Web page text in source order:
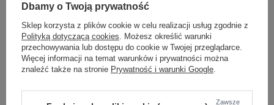
sposób prania : pranie w pralce w 30°C
Kod produktu
SK-KR-HH-2406.42P
Marka
SKORP
casual
Dbamy o Twoją prywatność
Sklep korzysta z plików cookie w celu realizacji usług zgodnie z
Polityką dotyczącą cookies. Możesz określić warunki
przechowywania lub dostępu do cookie w Twojej przeglądarce.
Więcej informacji na temat warunków i prywatności można
znaleźć także na stronie Prywatność i warunki Google.
Zawsze